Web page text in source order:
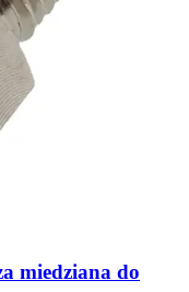
miedziana do